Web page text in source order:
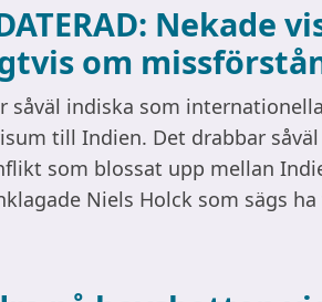
Nekade
om
såväl indiska som
till Indien. Det drabbar
som blossat upp mellan
Niels Holck som sägs